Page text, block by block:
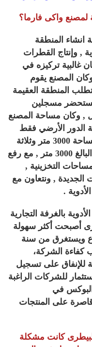
لمصنع واكى فارما؟
انشاء المنطقة
, وإنتاج القطرات
غالبية تركيزه في
المصنع يقوم
المنطقة العقيمة
أخرى , حيث لدينا 13 مستحضر مسجلين
وكان مساحة المصنع
مساحة الدور الأرضي فقط
وبعد التطوير اصبح المصنع على مساحة 3000 متر وثلاثة
أدوار على إجمالي مسطح الأرض البالغ 3000 متر , مع رفع
التخزينية ,
, ونتعاون مع
.
بالغرفة التجارية
أصبحت أكثر سهولة
ويستغرق من سنة
الشركة،
للإنفاق على تسجيل
للشركات الراغبة
في
على المنتجات
كانت مشكلة